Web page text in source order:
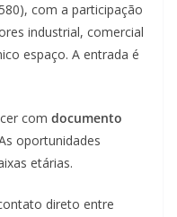
com a participação
industrial, comercial
espaço. A entrada é
com documento
oportunidades
etárias.
direto entre